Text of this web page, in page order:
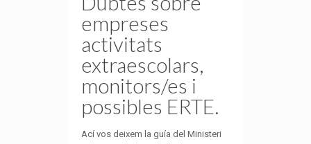
empreses
activitats
extraescolars,
monitors/es i
possibles ERTE.
Ací vos deixem la guía del Ministeri